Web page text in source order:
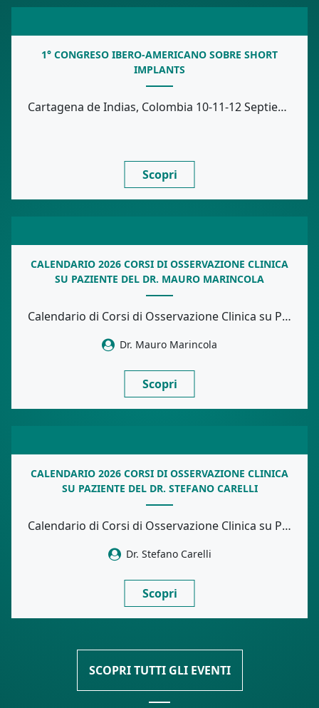
1° CONGRESO IBERO-AMERICANO SOBRE SHORT
IMPLANTS
Cartagena de Indias, Colombia 10-11-12 Septiembre, 2026 Sede: Facultad de Odontología Stay Tuned!
Scopri
CALENDARIO 2026 CORSI DI OSSERVAZIONE CLINICA
SU PAZIENTE DEL DR. MAURO MARINCOLA
Calendario di Corsi di Osservazione Clinica su Paziente tenuti dal Dr. Mauro Marincola. Una occasione […]
Dr. Mauro Marincola
Scopri
CALENDARIO 2026 CORSI DI OSSERVAZIONE CLINICA
SU PAZIENTE DEL DR. STEFANO CARELLI
Calendario di Corsi di Osservazione Clinica su Paziente tenuti dal Dr. Stefano Carelli. Una occasione […]
Dr. Stefano Carelli
Scopri
SCOPRI TUTTI GLI EVENTI